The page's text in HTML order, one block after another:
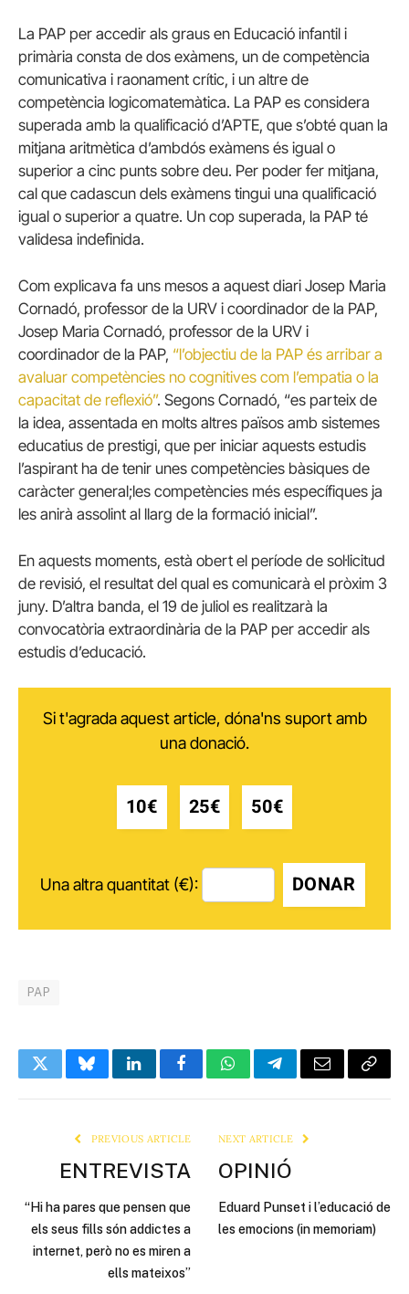
La PAP per accedir als graus en Educació infantil i
primària consta de dos exàmens, un de competència
comunicativa i raonament crític, i un altre de
competència logicomatemàtica. La PAP es considera
superada amb la qualificació d’APTE, que s’obté quan la
mitjana aritmètica d’ambdós exàmens és igual o
superior a cinc punts sobre deu. Per poder fer mitjana,
cal que cadascun dels exàmens tingui una qualificació
igual o superior a quatre. Un cop superada, la PAP té
validesa indefinida.
Com explicava fa uns mesos a aquest diari Josep Maria
Cornadó, professor de la URV i coordinador de la PAP,
Josep Maria Cornadó, professor de la URV i
coordinador de la PAP, “l’objectiu de la PAP és arribar a
avaluar competències no cognitives com l’empatia o la
capacitat de reflexió”. Segons Cornadó, “es parteix de
la idea, assentada en molts altres països amb sistemes
educatius de prestigi, que per iniciar aquests estudis
l’aspirant ha de tenir unes competències bàsiques de
caràcter general;les competències més específiques ja
les anirà assolint al llarg de la formació inicial”.
En aquests moments, està obert el període de sol·licitud
de revisió, el resultat del qual es comunicarà el pròxim 3
juny. D’altra banda, el 19 de juliol es realitzarà la
convocatòria extraordinària de la PAP per accedir als
estudis d’educació.
Si t'agrada aquest article, dóna'ns suport amb
una donació.
10€ 25€ 50€
Una altra quantitat (€): DONAR
PAP
TwitterBlueskyLinkedInFacebookWhatsAppTelegramEmail Copy
PREVIOUS ARTICLE
ENTREVISTA
“Hi ha pares que pensen que
els seus fills són addictes a
internet, però no es miren a
ells mateixos”
NEXT ARTICLE
OPINIÓ
Eduard Punset i l’educació de
les emocions (in memoriam)